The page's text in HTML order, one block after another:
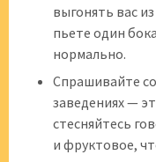
выгонять вас
пьете один
нормально.
Спрашивайте
заведениях —
стесняйтесь
и фруктовое,